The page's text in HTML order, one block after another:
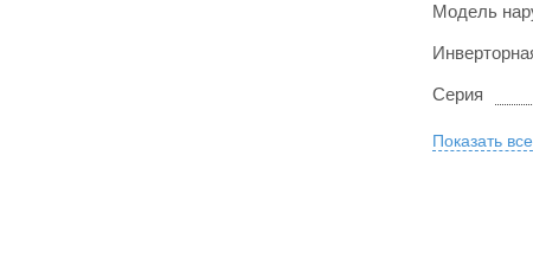
Модель
Серия
Показать все